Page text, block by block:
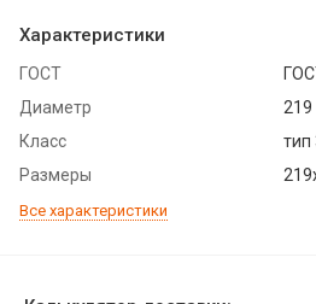
Характеристики
ГОСТ
Диаметр
219
Класс
тип
Размеры
Все характеристики